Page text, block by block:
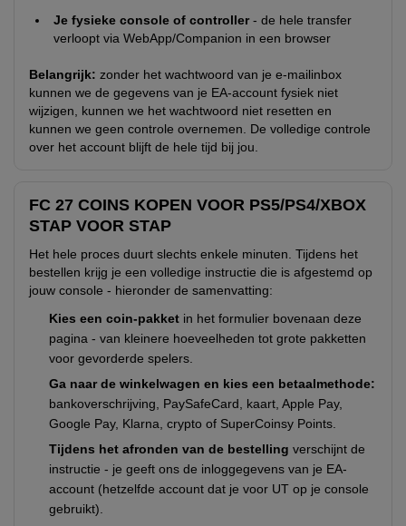
Je fysieke console of controller- de hele transfer
verloopt via WebApp/Companion in een browser
Belangrijk: zonder het wachtwoord van je e-mailinbox
kunnen we de gegevens van je EA-account fysiek niet
wijzigen, kunnen we het wachtwoord niet resetten en
kunnen we geen controle overnemen. De volledige controle
over het account blijft de hele tijd bij jou.
FC 27 COINS KOPEN VOOR PS5/PS4/XBOX
STAP VOOR STAP
Het hele proces duurt slechts enkele minuten. Tijdens het
bestellen krijg je een volledige instructie die is afgestemd op
jouw console - hieronder de samenvatting:
Kies een coin-pakket in het formulier bovenaan deze
pagina - van kleinere hoeveelheden tot grote pakketten
voor gevorderde spelers.
Ga naar de winkelwagen en kies een betaalmethode:
bankoverschrijving, PaySafeCard, kaart, Apple Pay,
Google Pay, Klarna, crypto of SuperCoinsy Points.
Tijdens het afronden van de bestelling verschijnt de
instructie - je geeft ons de inloggegevens van je EA-
account (hetzelfde account dat je voor UT op je console
gebruikt).